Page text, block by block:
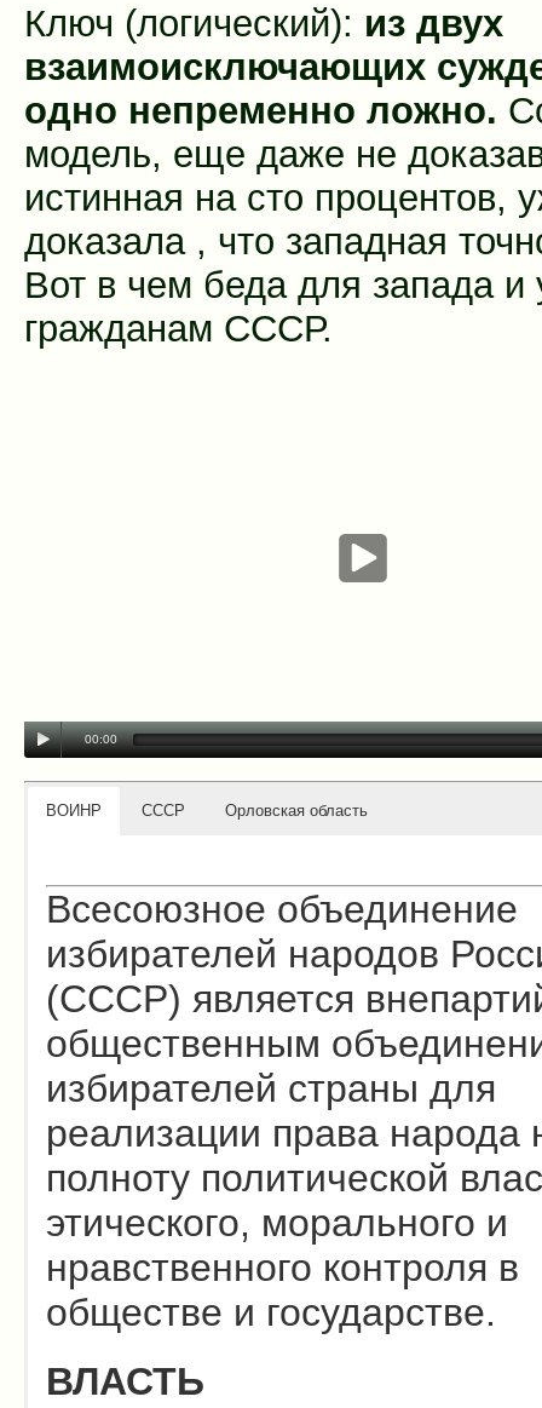
Ключ (логический): из двух
взаимоисключающих
одно непременно ложно.
модель, еще даже не
истинная на сто процентов,
доказала , что западная
Вот в чем беда для запада и
гражданам СССР.
Алтай
00:00
ВОИНР СССР Орловская область
Всесоюзное объединение
избирателей народов
(СССР) является
общественным
избирателей страны для
реализации права народа
полноту политической
этического, морального и
нравственного контроля в
обществе и государстве.
ВЛАСТЬ